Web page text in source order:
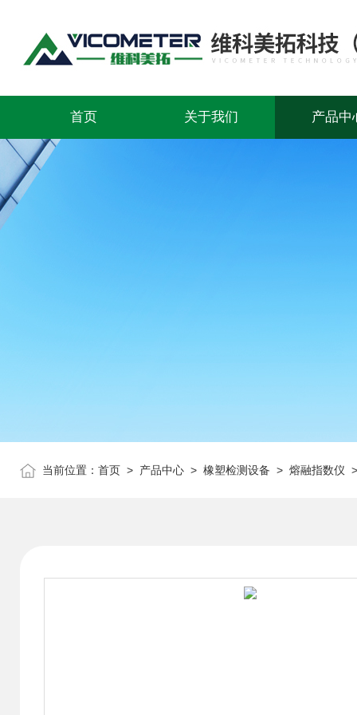
首页 关于我们 产品中
当前位置： 首页 > 产品中心 > 橡塑检测设备 > 熔融指数仪